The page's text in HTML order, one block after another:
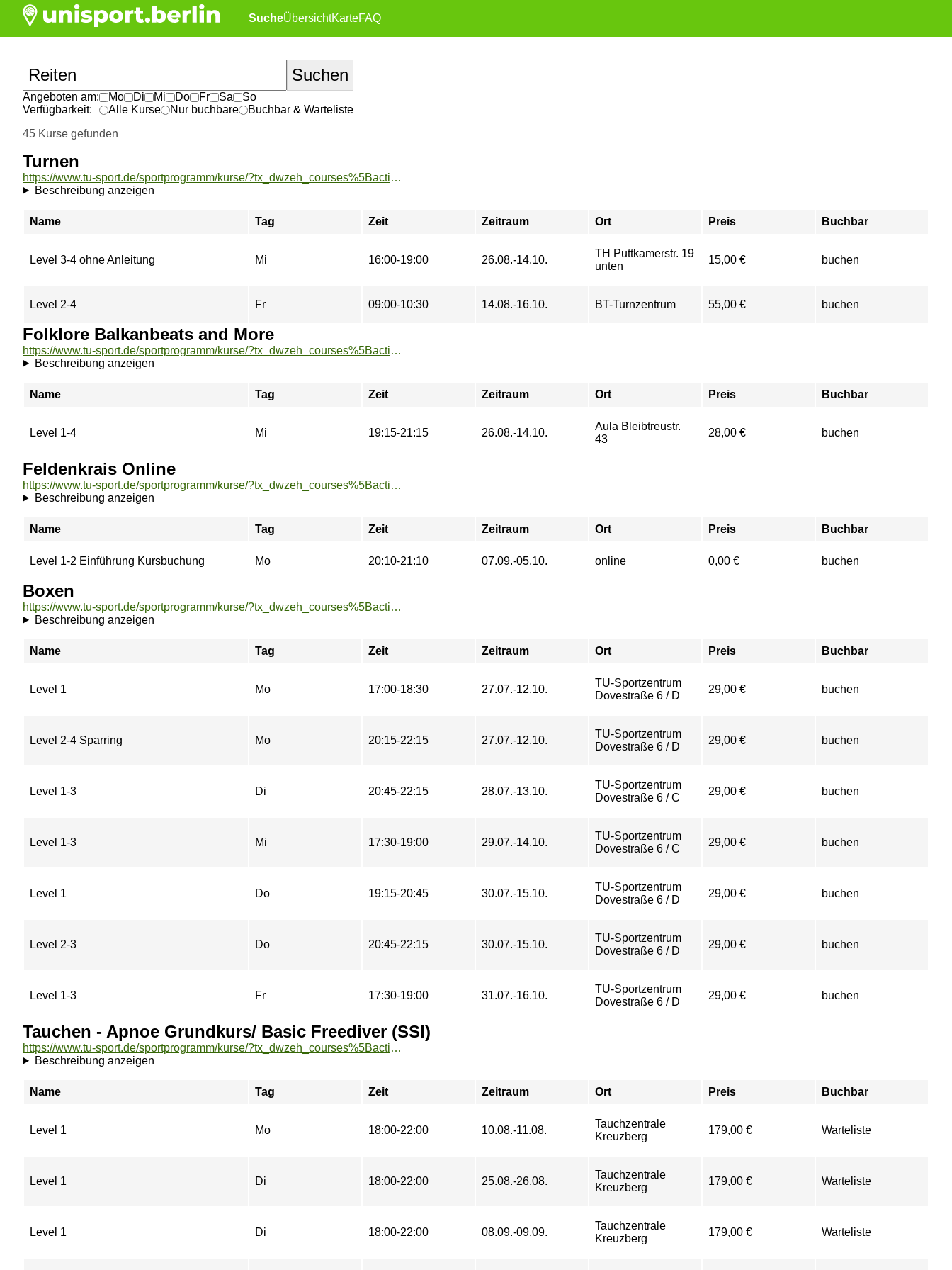
SucheÜbersichtKarteFAQ
Angeboten am: Mo Di Mi Do Fr Sa
So
Verfügbarkeit:
Alle Kurse Nur buchbare
Buchbar & Warteliste
45 Kurse gefunden
Turnen
https://www.tu-sport.de/sportprogramm/kurse/?tx_dwzeh_courses%5Baction%5D=show&tx_dwzeh_courses%5BsportsDescription%5D=1336&cHash=92016f9fe0964c75ab2e47bce5e8101a
Beschreibung anzeigen
Name Tag Zeit Zeitraum Ort Preis Buchbar
Level 3-4 ohne Anleitung Mi 16:00-19:00 26.08.-14.10.
TH Puttkamerstr. 19
unten
15,00 € buchen
Level 2-4 Fr 09:00-10:30 14.08.-16.10. BT-Turnzentrum 55,00 € buchen
Folklore Balkanbeats and More
https://www.tu-sport.de/sportprogramm/kurse/?tx_dwzeh_courses%5Baction%5D=show&tx_dwzeh_courses%5BsportsDescription%5D=103&cHash=74ee9ec0422025220b1b7eb4e1e461d9
Beschreibung anzeigen
Name Tag Zeit Zeitraum Ort Preis Buchbar
Level 1-4 Mi 19:15-21:15 26.08.-14.10.
Aula Bleibtreustr.
43
28,00 € buchen
Feldenkrais Online
https://www.tu-sport.de/sportprogramm/kurse/?tx_dwzeh_courses%5Baction%5D=show&tx_dwzeh_courses%5BsportsDescription%5D=1247&cHash=063b14014d6eb88f1593990d4bee96d4
Beschreibung anzeigen
Name Tag Zeit Zeitraum Ort Preis Buchbar
Level 1-2 Einführung Kursbuchung Mo 20:10-21:10 07.09.-05.10. online 0,00 € buchen
Boxen
https://www.tu-sport.de/sportprogramm/kurse/?tx_dwzeh_courses%5Baction%5D=show&tx_dwzeh_courses%5BsportsDescription%5D=18&cHash=9e62a3997a37eefb4bc639d7939c1e8d
Beschreibung anzeigen
Name Tag Zeit Zeitraum Ort Preis Buchbar
Level 1 Mo 17:00-18:30 27.07.-12.10.
TU-Sportzentrum
Dovestraße 6 / D
29,00 € buchen
Level 2-4 Sparring Mo 20:15-22:15 27.07.-12.10.
TU-Sportzentrum
Dovestraße 6 / D
29,00 € buchen
Level 1-3 Di 20:45-22:15 28.07.-13.10.
TU-Sportzentrum
Dovestraße 6 / C
29,00 € buchen
Level 1-3 Mi 17:30-19:00 29.07.-14.10.
TU-Sportzentrum
Dovestraße 6 / C
29,00 € buchen
Level 1 Do 19:15-20:45 30.07.-15.10.
TU-Sportzentrum
Dovestraße 6 / D
29,00 € buchen
Level 2-3 Do 20:45-22:15 30.07.-15.10.
TU-Sportzentrum
Dovestraße 6 / D
29,00 € buchen
Level 1-3 Fr 17:30-19:00 31.07.-16.10.
TU-Sportzentrum
Dovestraße 6 / D
29,00 € buchen
Tauchen - Apnoe Grundkurs/ Basic Freediver (SSI)
https://www.tu-sport.de/sportprogramm/kurse/?tx_dwzeh_courses%5Baction%5D=show&tx_dwzeh_courses%5BsportsDescription%5D=830&cHash=cc8ed8f4b91891d652b937b953185575
Beschreibung anzeigen
Name Tag Zeit Zeitraum Ort Preis Buchbar
Level 1 Mo 18:00-22:00 10.08.-11.08.
Tauchzentrale
Kreuzberg
179,00 € Warteliste
Level 1 Di 18:00-22:00 25.08.-26.08.
Tauchzentrale
Kreuzberg
179,00 € Warteliste
Level 1 Di 18:00-22:00 08.09.-09.09.
Tauchzentrale
Kreuzberg
179,00 € Warteliste